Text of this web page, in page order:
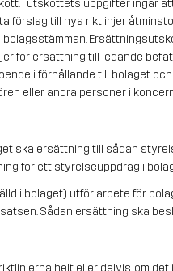
I utskottets uppgifter ingår
förslag till nya riktlinjer
för ersättning till ledande
i förhållande till bolaget
eller andra personer i
ska ersättning till sådan
för ett styrelseuppdrag i
i bolaget) utför arbete för
Sådan ersättning ska
helt eller delvis, om